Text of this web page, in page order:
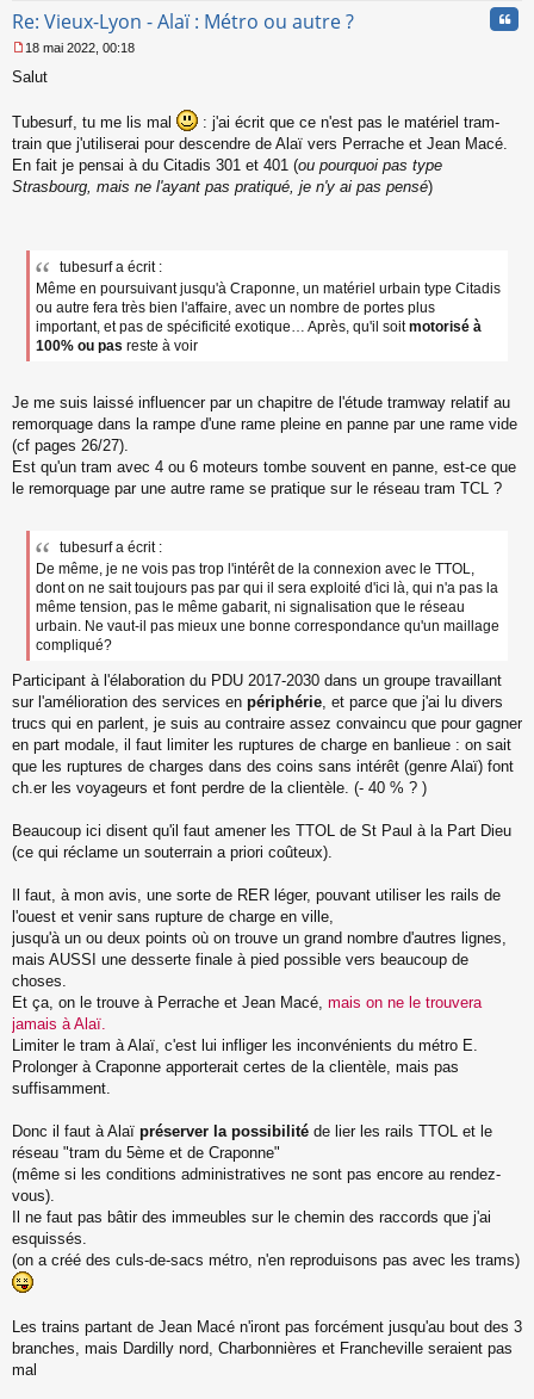
Re: Vieux-Lyon - Alaï : Métro ou autre ?
e
s
a
g
e
n
18 mai 2022, 00:18
Salut
Tubesurf, tu me lis mal
: j'ai écrit que ce n'est pas le matériel tram-
train que j'utiliserai pour descendre de Alaï vers Perrache et Jean Macé.
En fait je pensai à du Citadis 301 et 401 (ou pourquoi pas type
Strasbourg, mais ne l'ayant pas pratiqué, je n'y ai pas pensé)
tubesurf a écrit :
Même en poursuivant jusqu'à Craponne, un matériel urbain type Citadis
ou autre fera très bien l'affaire, avec un nombre de portes plus
important, et pas de spécificité exotique… Après, qu'il soitmotorisé à
100% ou pas reste à voir
Je me suis laissé influencer par un chapitre de l'étude tramway relatif au
remorquage dans la rampe d'une rame pleine en panne par une rame vide
(cf pages 26/27).
Est qu'un tram avec 4 ou 6 moteurs tombe souvent en panne, est-ce que
le remorquage par une autre rame se pratique sur le réseau tram TCL ?
tubesurf a écrit :
De même, je ne vois pas trop l'intérêt de la connexion avec le TTOL,
dont on ne sait toujours pas par qui il sera exploité d'ici là, qui n'a pas la
même tension, pas le même gabarit, ni signalisation que le réseau
urbain. Ne vaut-il pas mieux une bonne correspondance qu'un maillage
compliqué?
Participant à l'élaboration du PDU 2017-2030 dans un groupe travaillant
sur l'amélioration des services en périphérie , et parce que j'ai lu divers
trucs qui en parlent, je suis au contraire assez convaincu que pour gagner
en part modale, il faut limiter les ruptures de charge en banlieue : on sait
que les ruptures de charges dans des coins sans intérêt (genre Alaï) font
ch.er les voyageurs et font perdre de la clientèle. (- 40 % ? )
Beaucoup ici disent qu'il faut amener les TTOL de St Paul à la Part Dieu
(ce qui réclame un souterrain a priori coûteux).
Il faut, à mon avis, une sorte de RER léger, pouvant utiliser les rails de
l'ouest et venir sans rupture de charge en ville,
jusqu'à un ou deux points où on trouve un grand nombre d'autres lignes,
mais AUSSI une desserte finale à pied possible vers beaucoup de
choses.
Et ça, on le trouve à Perrache et Jean Macé, mais on ne le trouvera
jamais à Alaï.
Limiter le tram à Alaï, c'est lui infliger les inconvénients du métro E.
Prolonger à Craponne apporterait certes de la clientèle, mais pas
suffisamment.
Donc il faut à Alaï préserver la possibilité de lier les rails TTOL et le
réseau "tram du 5ème et de Craponne"
(même si les conditions administratives ne sont pas encore au rendez-
vous).
Il ne faut pas bâtir des immeubles sur le chemin des raccords que j'ai
esquissés.
(on a créé des culs-de-sacs métro, n'en reproduisons pas avec les trams)
Les trains partant de Jean Macé n'iront pas forcément jusqu'au bout des 3
branches, mais Dardilly nord, Charbonnières et Francheville seraient pas
mal